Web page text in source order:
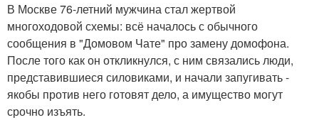
В Москве 76-летний мужчина стал жертвой
многоходовой схемы: всё началось с обычного
сообщения в "Домовом Чате" про замену домофона.
После того как он откликнулся, с ним связались люди,
представившиеся силовиками, и начали запугивать -
якобы против него готовят дело, а имущество могут
срочно изъять.